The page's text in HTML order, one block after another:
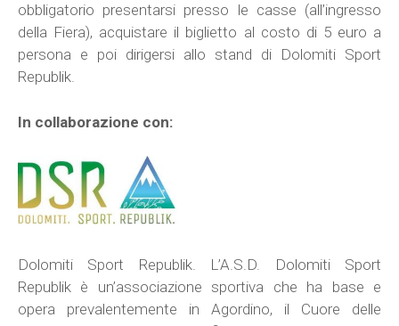
obbligatorio presentarsi presso le casse (all’ingresso
della Fiera), acquistare il biglietto al costo di 5 euro a
persona e poi dirigersi allo stand di Dolomiti Sport
Republik.
In collaborazione con:
Dolomiti Sport Republik. L’A.S.D. Dolomiti Sport
Republik è un’associazione sportiva che ha base e
opera prevalentemente in Agordino, il Cuore delle